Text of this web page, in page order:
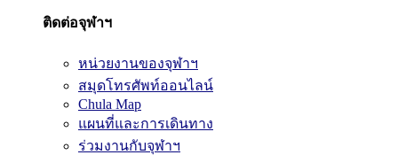
ติดต่อจุฬาฯ
หน่วยงานของจุฬาฯ
สมุดโทรศัพท์ออนไลน์
Chula Map
แผนที่และการเดินทาง
ร่วมงานกับจุฬาฯ